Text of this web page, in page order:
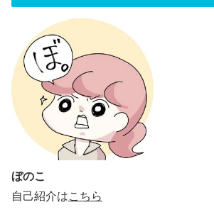
ぼのこ
自己紹介はこちら